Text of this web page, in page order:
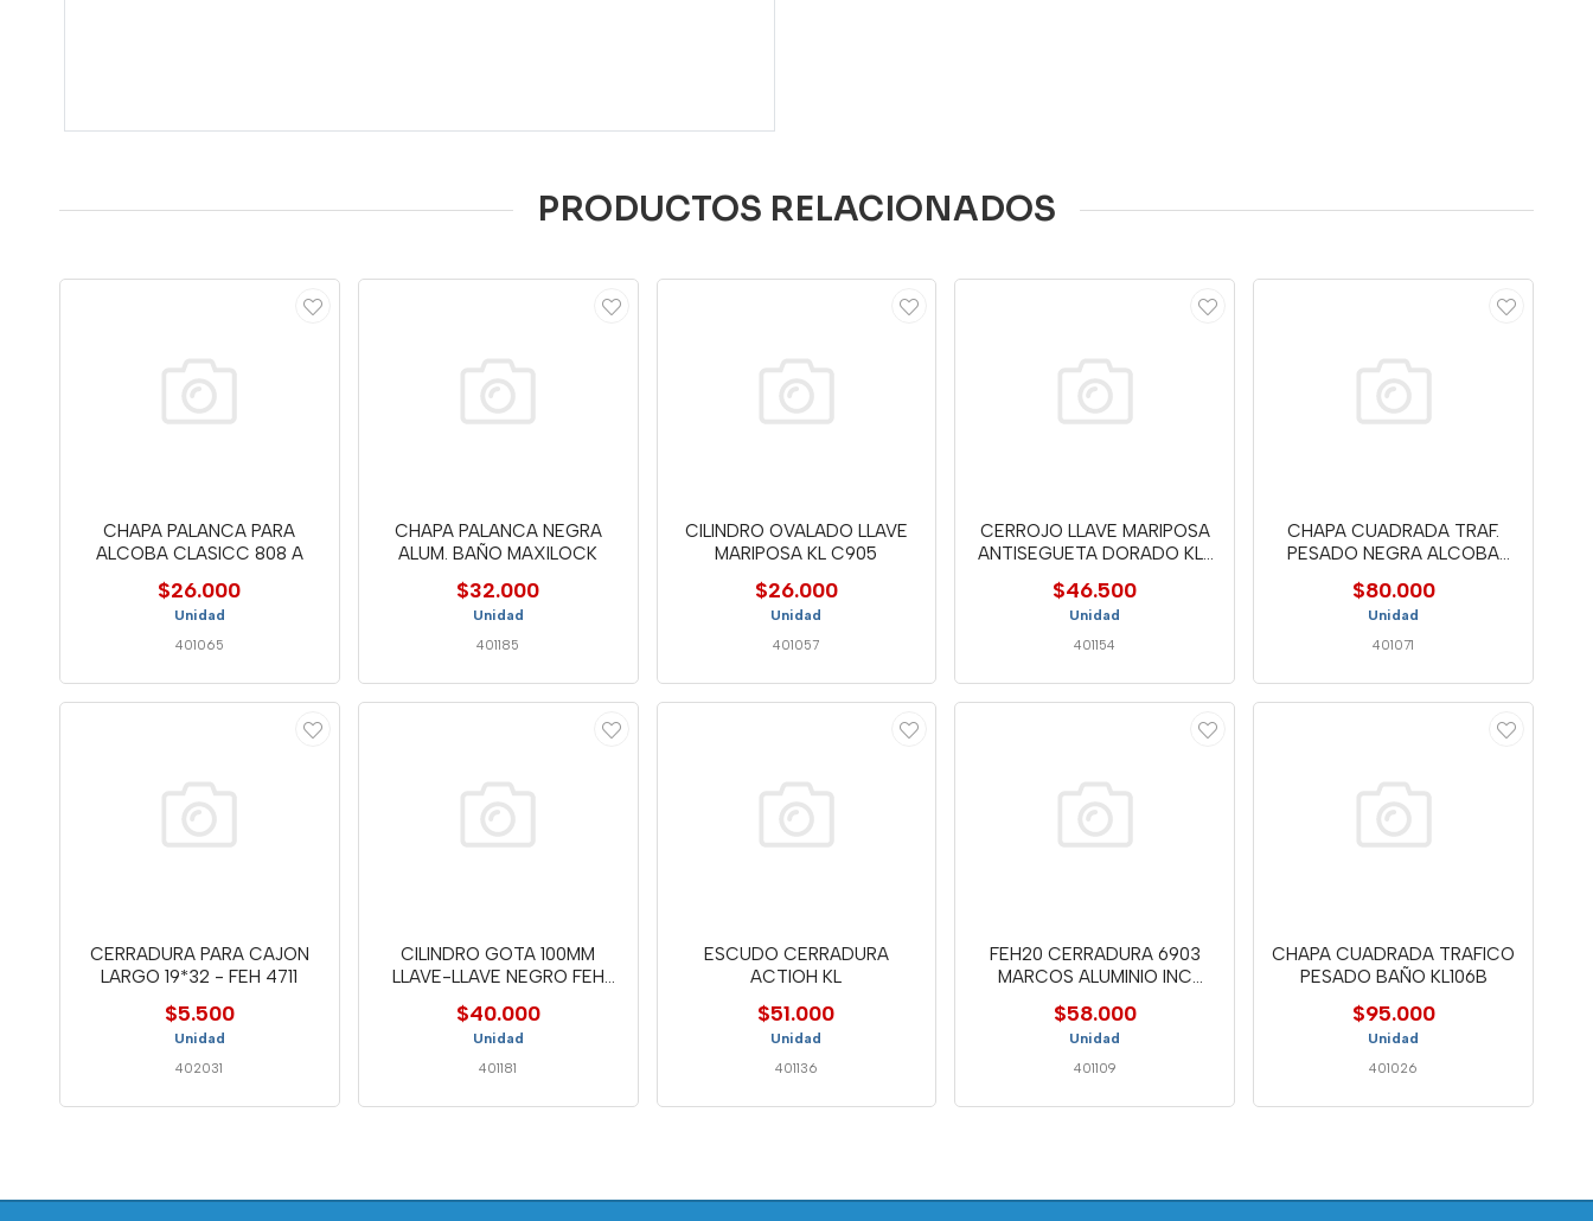
PRODUCTOS RELACIONADOS
CHAPA PALANCA PARA
ALCOBA CLASICC 808 A
$26.000
Unidad
401065
CHAPA PALANCA NEGRA
ALUM. BAÑO MAXILOCK
$32.000
Unidad
401185
CILINDRO OVALADO LLAVE
MARIPOSA KL C905
$26.000
Unidad
401057
CERROJO LLAVE MARIPOSA
ANTISEGUETA DORADO KL-
$46.500
Unidad
401154
CHAPA CUADRADA TRAF.
PESADO NEGRA ALCOBA
6805 FEH
$80.000
Unidad
401071
CERRADURA PARA CAJON
LARGO 19*32 - FEH 4711
$5.500
Unidad
402031
CILINDRO GOTA 100MM
LLAVE-LLAVE NEGRO FEH
$40.000
Unidad
401181
ESCUDO CERRADURA
ACTIOH KL
$51.000
Unidad
401136
FEH20 CERRADURA 6903
MARCOS ALUMINIO INC
CILINDRO
$58.000
Unidad
401109
CHAPA CUADRADA TRAFICO
PESADO BAÑO KL106B
$95.000
Unidad
401026